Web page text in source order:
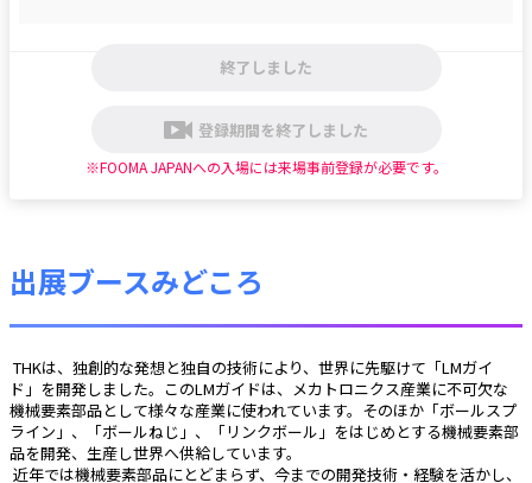
終了しました
登録期間を終了しました
※FOOMA JAPANへの入場には来場事前登録が必要です。
出展ブースみどころ
ド」を開発しました。このLMガイドは、メカトロニクス産業に不可欠な
機械要素部品として様々な産業に使われています。そのほか「ボールスプ
ライン」、「ボールねじ」、「リンクボール」をはじめとする機械要素部
品を開発、生産し世界へ供給しています。